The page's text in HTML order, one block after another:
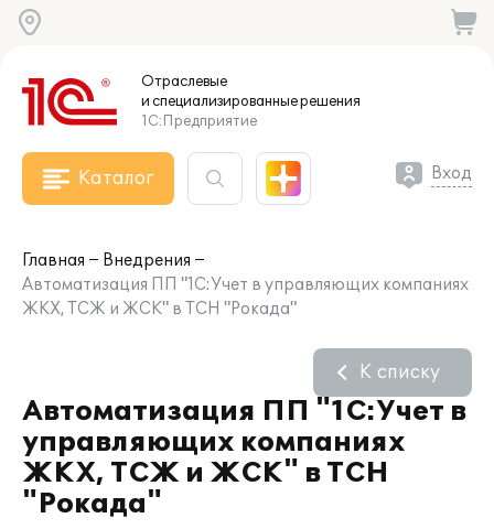
Отраслевые
и специализированныерешения
1С:Предприятие
Каталог Вход
Главная
Внедрения
Автоматизация ПП "1С:Учет в управляющих компаниях
ЖКХ, ТСЖ и ЖСК" в ТСН "Рокада"
Автоматизация ПП "1С:Учет в
управляющих компаниях
ЖКХ, ТСЖ и ЖСК" в ТСН
"Рокада"
К списку